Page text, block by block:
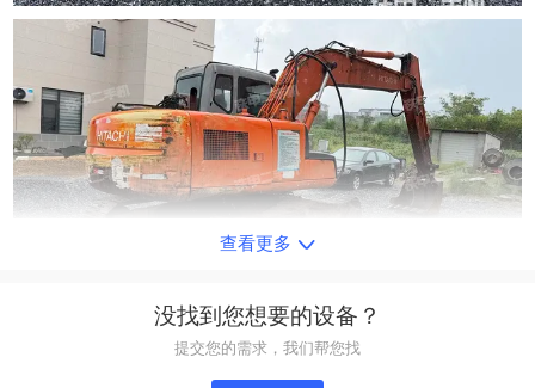
查看更多
没找到您想要的设备？
提交您的需求，我们帮您找